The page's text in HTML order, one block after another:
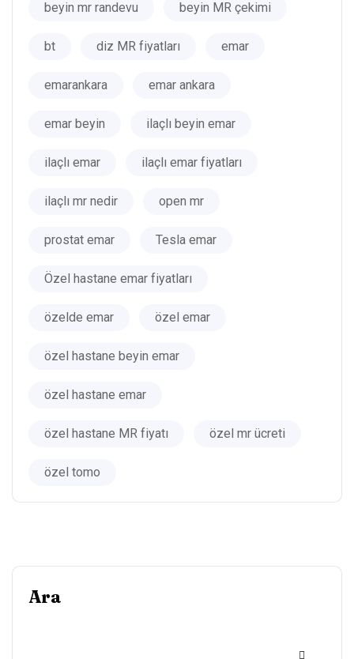
beyin mr randevu beyin MR çekimi
bt diz MR fiyatları emar
emarankara emar ankara
emar beyin ilaçlı beyin emar
ilaçlı emar ilaçlı emar fiyatları
ilaçlı mr nedir open mr
prostat emar Tesla emar
Özel hastane emar fiyatları
özelde emar özel emar
özel hastane beyin emar
özel hastane emar
özel hastane MR fiyatı özel mr ücreti
özel tomo
Ara